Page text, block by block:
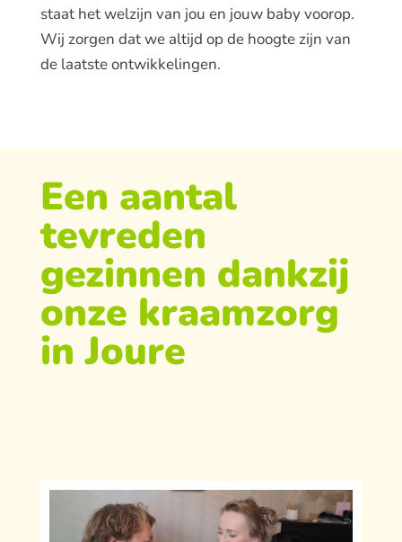
staat het welzijn van jou en jouw baby voorop.
Wij zorgen dat we altijd op de hoogte zijn van
de laatste ontwikkelingen.
Een aantal
tevreden
gezinnen dankzij
onze kraamzorg
in Joure